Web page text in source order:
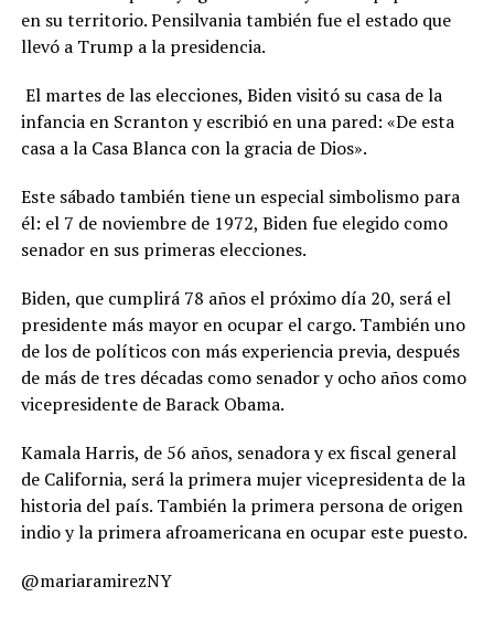
en su territorio. Pensilvania también fue el estado que
llevó a Trump a la presidencia.
El martes de las elecciones, Biden visitó su casa de la
infancia en Scranton y escribió en una pared: «De esta
casa a la Casa Blanca con la gracia de Dios».
Este sábado también tiene un especial simbolismo para
él: el 7 de noviembre de 1972, Biden fue elegido como
senador en sus primeras elecciones.
Biden, que cumplirá 78 años el próximo día 20, será el
presidente más mayor en ocupar el cargo. También uno
de los de políticos con más experiencia previa, después
de más de tres décadas como senador y ocho años como
vicepresidente de Barack Obama.
Kamala Harris, de 56 años, senadora y ex fiscal general
de California, será la primera mujer vicepresidenta de la
historia del país. También la primera persona de origen
indio y la primera afroamericana en ocupar este puesto.
@mariaramirezNY